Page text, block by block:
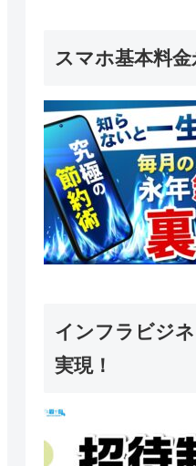
スマホ基本料
インフラビジ
実現！